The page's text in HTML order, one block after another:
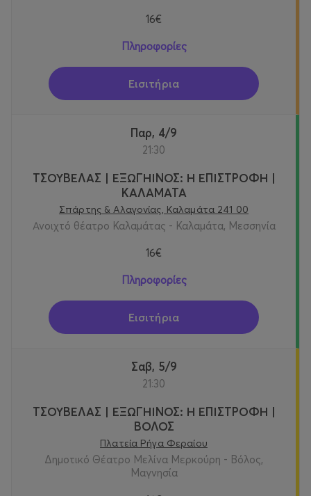
16€
Πληροφορίες
Εισιτήρια
Παρ, 4/9
21:30
ΤΣΟΥΒΕΛΑΣ | ΕΞΩΓΗΙΝΟΣ: Η ΕΠΙΣΤΡΟΦΗ |
ΚΑΛΑΜΑΤΑ
Σπάρτης & Αλαγονίας, Καλαμάτα 241 00
Ανοιχτό θέατρο Καλαμάτας - Καλαμάτα, Μεσσηνία
16€
Πληροφορίες
Εισιτήρια
Σαβ, 5/9
21:30
ΤΣΟΥΒΕΛΑΣ | ΕΞΩΓΗΙΝΟΣ: Η ΕΠΙΣΤΡΟΦΗ |
ΒΟΛΟΣ
Πλατεία Ρήγα Φεραίου
Δημοτικό Θέατρο Μελίνα Μερκούρη - Βόλος,
Μαγνησία